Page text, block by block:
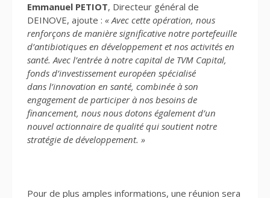
Emmanuel PETIOT, Directeur général de
DEINOVE, ajoute : « Avec cette opération, nous
renforçons de manière significative notre portefeuille
d’antibiotiques en développement et nos activités en
santé.Avec l’entrée à notre capital de TVM Capital,
fonds d’investissement européen spécialisé
dans l’innovation en santé, combinée à son
engagement de participer à nos besoins de
financement, nous nous dotons également d’un
nouvel actionnaire de qualité qui soutient notre
stratégie de développement. »
Pour de plus amples informations, une réunion sera